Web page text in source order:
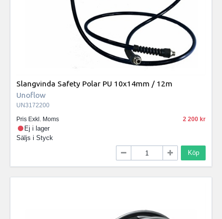
Slangvinda Safety Polar PU 10x14mm / 12m
Unoflow
UN3172200
Pris Exkl. Moms
2 200
Ej i lager
Säljs i Styck
Köp